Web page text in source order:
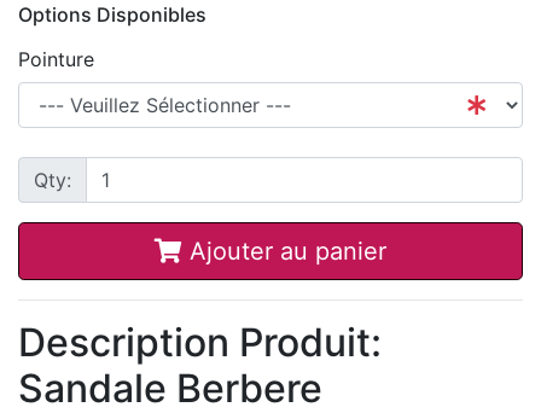
Options Disponibles
Pointure
Qty:
Ajouter au panier
Description Produit:
Sandale Berbere